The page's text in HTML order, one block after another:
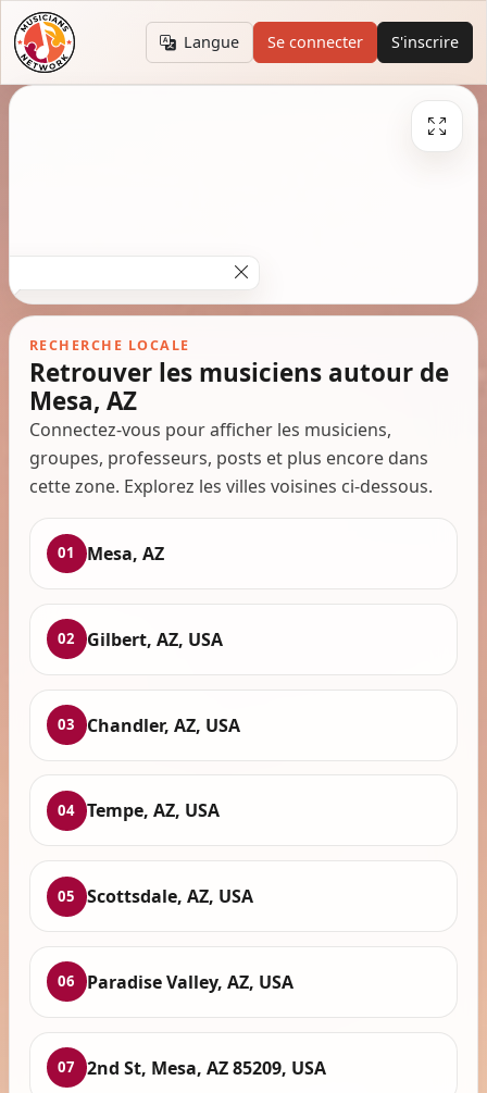
Langue Se connecter S'inscrire
RECHERCHE LOCALE
Retrouver les musiciens autour de
Mesa, AZ
Connectez-vous pour afficher les musiciens,
groupes, professeurs, posts et plus encore dans
cette zone. Explorez les villes voisines ci-dessous.
01 Mesa, AZ
02 Gilbert, AZ, USA
03 Chandler, AZ, USA
04 Tempe, AZ, USA
05 Scottsdale, AZ, USA
06 Paradise Valley, AZ, USA
07 2nd St, Mesa, AZ 85209, USA